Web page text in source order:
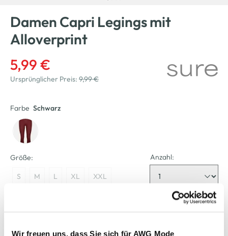
Wir freuen uns, dass Sie sich für AWG Mode
Damen Capri Legings mit
Alloverprint
5,99 €
Ursprünglicher Preis: 9,99 €
Farbe Schwarz
Größe:
S M L XL XXL
Anzahl:
Nicht mehr für den Versand verfügbar